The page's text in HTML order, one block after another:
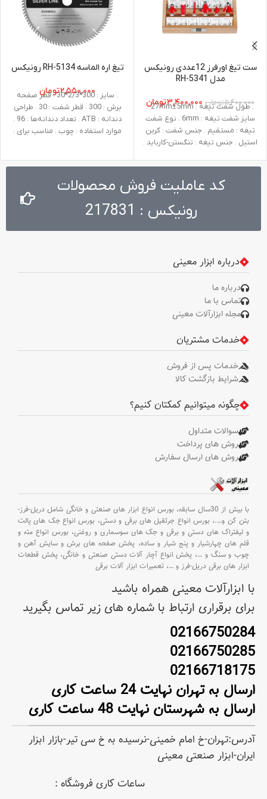
ست تیغ اورفرز 12عددی رونیکس
مدل RH-5341
۵,۴۰۰,۰۰۰تومان ۳,۴۰۰,۰۰۰تومان
. طول شفت تیغه : 27mm±5mm .
سایز شفت تیغه : 6mm . نوع شفت
تیغه : مستقیم . جنس شفت : کربن
استیل . جنس تیغه : تنگستن-کارباید .
بسته بندی : جعبه چوبی
تیغ اره الماسه RH-5134 رونیکس
۲,۵۵۰,۰۰۰تومان
. سایز : 300*2/3*30 . قطر صفحه
برش : 300 . قطر شفت : 30 . طراحی
دندانه : ATB . تعداد دندانه‌ها : 96 .
موارد استفاده : چوب . مناسب برای :
کد عاملیت فروش محصولات
رونیکس : 217831
درباره ابزار معینی
درباره ما
تماس با ما
مجله ابزارآلات معینی
خدمات مشتریان
خدمات پس از فروش
شرایط بازگشت کالا
چگونه میتوانیم کمکتان کنیم؟
سوالات متداول
روش های پرداخت
روش های ارسال سفارش
با بیش از 30سال سابقه،
بورس انواع ابزار های صنعتی و خانگی شامل دریل-فرز-
بتن کن و….، بورس انواع جرثقیل های برقی و دستی، بورس انواع جک های پالت
و لیفتراک های دستی و برقی و جک های سوسماری و روغنی، بورس انواع مته و
قلم های چهارشیار و پنج شیار و ساده، پخش صفحه های برش و سایش آهن و
چوب و سنگ و …، پخش انواع آچار آلات دستی صنعتی و خانگی، پخش قطعات
ابزار های برقی دریل-فرز و …، تعمیرات ابزار آلات برقی
با ابزارآلات معینی همراه باشید
برای برقراری ارتباط با شماره های زیر تماس بگیرید
02166750284
02166750285
02166718175
ارسال به تهران نهایت 24 ساعت کاری
ارسال به شهرستان نهایت 48 ساعت کاری
آدرس:تهران-خ امام خمینی-نرسیده به خ سی تیر-بازار ابزار
ایران-ابزار صنعتی معینی
ساعات کاری فروشگاه :